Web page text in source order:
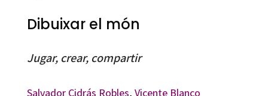
Dibuixar el món
Jugar, crear, compartir
Salvador Cidrás Robles, Vicente Blanco